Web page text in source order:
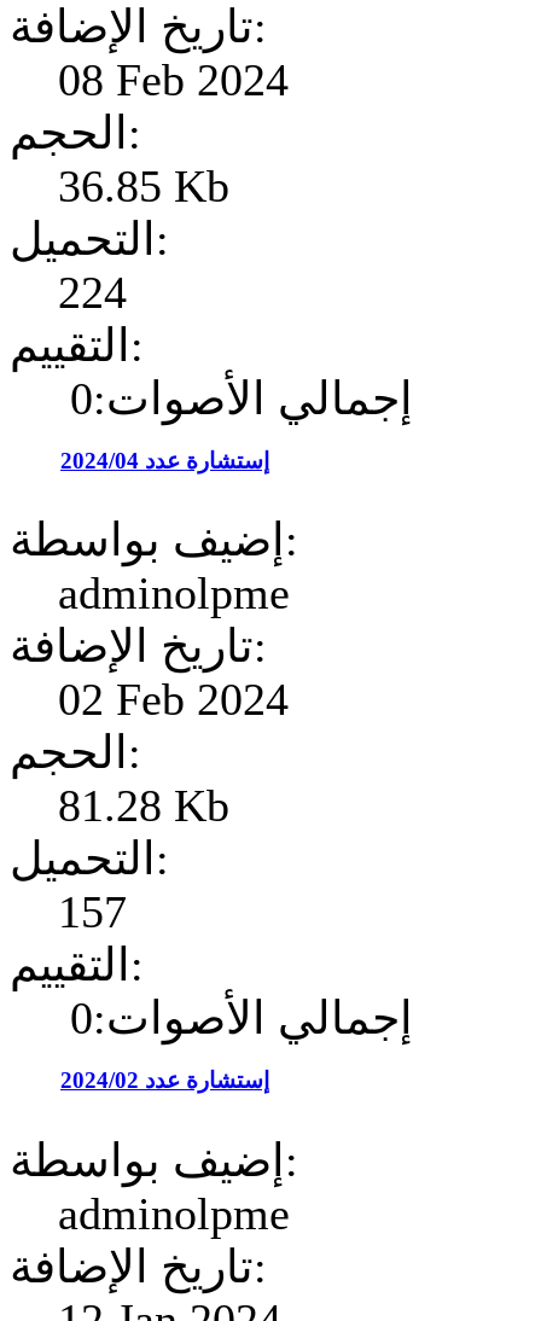
تاريخ الإضافة:
08 Feb 2024
الحجم:
36.85 Kb
التحميل:
224
التقييم:
إجمالي الأصوات:0
إستشارة عدد 2024/04
إضيف بواسطة:
adminolpme
تاريخ الإضافة:
02 Feb 2024
الحجم:
81.28 Kb
التحميل:
157
التقييم:
إجمالي الأصوات:0
إستشارة عدد 2024/02
إضيف بواسطة:
adminolpme
تاريخ الإضافة: